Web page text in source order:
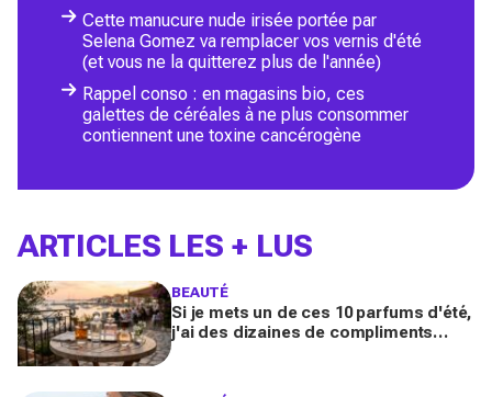
Cette manucure nude irisée portée par
Selena Gomez va remplacer vos vernis d'été
(et vous ne la quitterez plus de l'année)
Rappel conso : en magasins bio, ces
galettes de céréales à ne plus consommer
contiennent une toxine cancérogène
ARTICLES LES + LUS
BEAUTÉ
Si je mets un de ces 10 parfums d'été,
j'ai des dizaines de compliments